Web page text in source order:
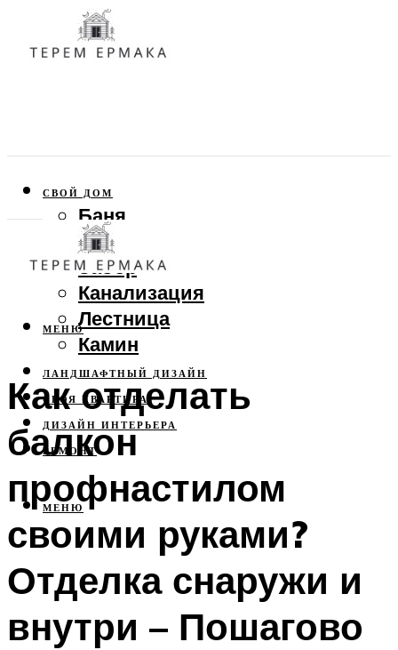
СВОЙ ДОМ
Баня
Веранда
Забор
Канализация
Лестница
Камин
ЛАНДШАФТНЫЙ ДИЗАЙН
СВОЯ КВАРТИРА
ДИЗАЙН ИНТЕРЬЕРА
РЕМОНТ
МЕНЮ
МЕНЮ
Как отделать
балкон
профнастилом
своими руками?
Отделка снаружи и
внутри – Пошагово